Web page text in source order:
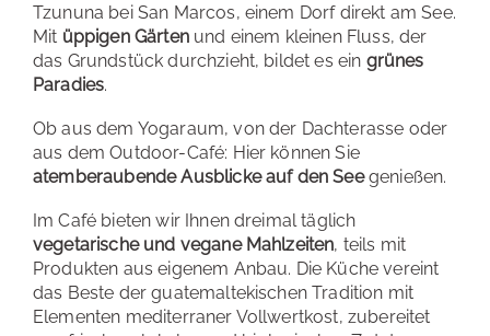
Tzununa bei San Marcos, einem Dorf direkt am See.
Mit üppigen Gärtenund einem kleinen Fluss, der
das Grundstück durchzieht, bildet es ein grünes
Paradies.
Ob aus dem Yogaraum, von der Dachterasse oder
aus dem Outdoor-Café: Hier können Sie
atemberaubende Ausblicke auf den Seegenießen.
Im Café bieten wir Ihnen dreimal täglich
vegetarische und vegane Mahlzeiten, teils mit
Produkten aus eigenem Anbau. Die Küche vereint
das Beste der guatemaltekischen Tradition mit
Elementen mediterraner Vollwertkost, zubereitet